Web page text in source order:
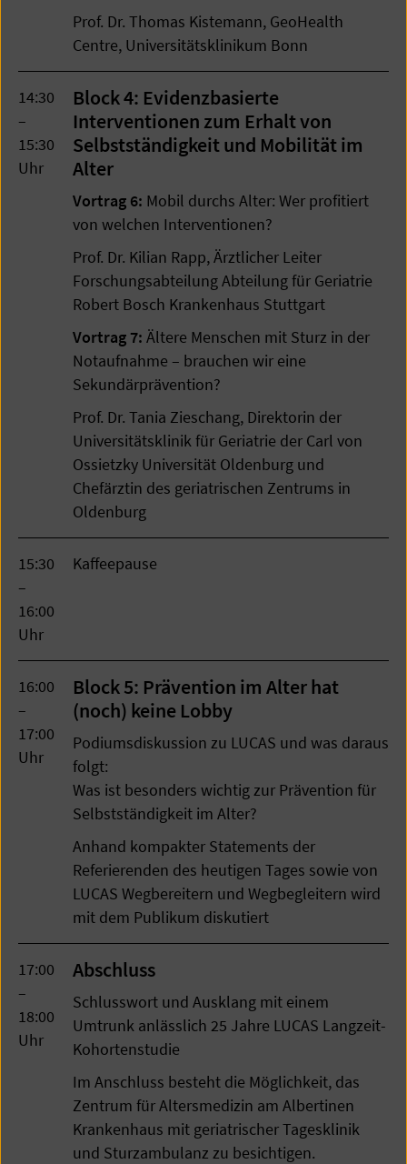
Prof. Dr. Thomas Kistemann, GeoHealth
Centre, Universitätsklinikum Bonn
14:30
–
15:30
Uhr
Block 4: Evidenzbasierte
Interventionen zum Erhalt von
Selbstständigkeit und Mobilität im
Alter
Vortrag 6: Mobil durchs Alter: Wer profitiert
von welchen Interventionen?
Prof. Dr. Kilian Rapp, Ärztlicher Leiter
Forschungsabteilung Abteilung für Geriatrie
Robert Bosch Krankenhaus Stuttgart
Vortrag 7: Ältere Menschen mit Sturz in der
Notaufnahme – brauchen wir eine
Sekundärprävention?
Prof. Dr. Tania Zieschang, Direktorin der
Universitätsklinik für Geriatrie der Carl von
Ossietzky Universität Oldenburg und
Chefärztin des geriatrischen Zentrums in
Oldenburg
15:30
–
16:00
Uhr
Kaffeepause
16:00
–
17:00
Uhr
Block 5: Prävention im Alter hat
(noch) keine Lobby
Podiumsdiskussion zu LUCAS und was daraus
folgt:
Was ist besonders wichtig zur Prävention für
Selbstständigkeit im Alter?
Anhand kompakter Statements der
Referierenden des heutigen Tages sowie von
LUCAS Wegbereitern und Wegbegleitern wird
mit dem Publikum diskutiert
17:00
–
18:00
Uhr
Abschluss
Schlusswort und Ausklang mit einem
Umtrunk anlässlich 25 Jahre LUCAS Langzeit-
Kohortenstudie
Im Anschluss besteht die Möglichkeit, das
Zentrum für Altersmedizin am Albertinen
Krankenhaus mit geriatrischer Tagesklinik
und Sturzambulanz zu besichtigen.